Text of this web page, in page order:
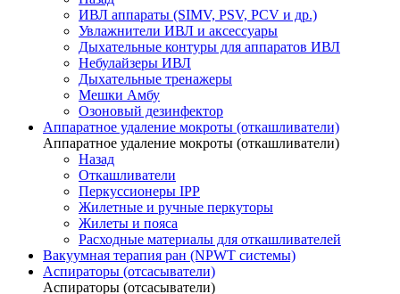
ИВЛ аппараты (SIMV, PSV, PCV и др.)
Увлажнители ИВЛ и аксессуары
Дыхательные контуры для аппаратов ИВЛ
Небулайзеры ИВЛ
Дыхательные тренажеры
Мешки Амбу
Озоновый дезинфектор
Аппаратное удаление мокроты (откашливатели)
Аппаратное удаление мокроты (откашливатели)
Назад
Откашливатели
Перкуссионеры IPP
Жилетные и ручные перкуторы
Жилеты и пояса
Расходные материалы для откашливателей
Вакуумная терапия ран (NPWT системы)
Аспираторы (отсасыватели)
Аспираторы (отсасыватели)